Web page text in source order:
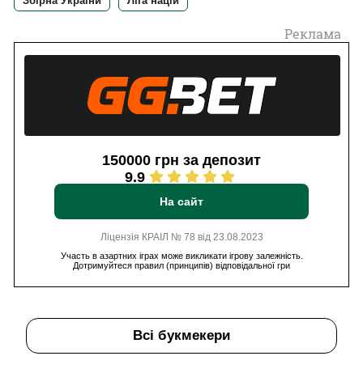
Реклама
150000 грн за депозит
9.9
На сайт
Ліцензія КРАІЛ № 78 від 23.08.2023
Участь в азартних іграх може викликати ігрову залежність.
Дотримуйтеся правил (принципів) відповідальної гри
Всі букмекери